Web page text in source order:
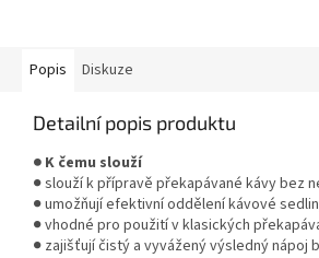
Popis Diskuze
Detailní popis produktu
● K čemu slouží
● slouží k přípravě překapávané kávy bez
● umožňují efektivní oddělení kávové
● vhodné pro použití v klasických
● zajišťují čistý a vyvážený výsledný nápoj